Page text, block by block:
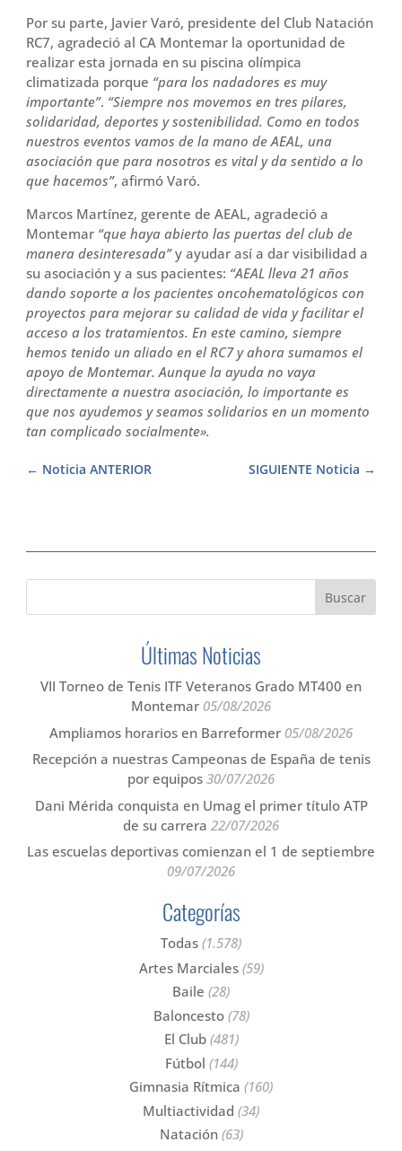
Por su parte, Javier Varó, presidente del Club Natación
RC7, agradeció al CA Montemar la oportunidad de
realizar esta jornada en su piscina olímpica
climatizada porque “para los nadadores es muy
importante”. “Siempre nos movemos en tres pilares,
solidaridad, deportes y sostenibilidad. Como en todos
nuestros eventos vamos de la mano de AEAL, una
asociación que para nosotros es vital y da sentido a lo
que hacemos”, afirmó Varó.
Marcos Martínez, gerente de AEAL, agradeció a
Montemar “que haya abierto las puertas del club de
manera desinteresada”y ayudar así a dar visibilidad a
su asociación y a sus pacientes: “AEAL lleva 21 años
dando soporte a los pacientes oncohematológicos con
proyectos para mejorar su calidad de vida y facilitar el
acceso a los tratamientos. En este camino, siempre
hemos tenido un aliado en el RC7 y ahora sumamos el
apoyo de Montemar. Aunque la ayuda no vaya
directamente a nuestra asociación, lo importante es
que nos ayudemos y seamos solidarios en un momento
tan complicado socialmente».
SIGUIENTE Noticia
Noticia ANTERIOR
Últimas Noticias
VII Torneo de Tenis ITF Veteranos Grado MT400 en
Montemar 05/08/2026
Ampliamos horarios en Barreformer 05/08/2026
Recepción a nuestras Campeonas de España de tenis
por equipos 30/07/2026
Dani Mérida conquista en Umag el primer título ATP
de su carrera 22/07/2026
Las escuelas deportivas comienzan el 1 de septiembre
09/07/2026
Categorías
Todas (1.578)
Artes Marciales(59)
Baile (28)
Baloncesto(78)
El Club(481)
Fútbol (144)
Gimnasia Rítmica (160)
Multiactividad (34)
Natación(63)